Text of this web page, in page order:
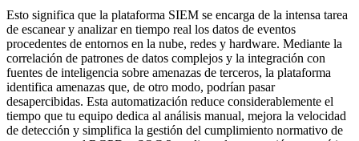
Esto significa que la plataforma SIEM se encarga de la intensa tarea
de escanear y analizar en tiempo real los datos de eventos
procedentes de entornos en la nube, redes y hardware. Mediante la
correlación de patrones de datos complejos y la integración con
fuentes de inteligencia sobre amenazas de terceros, la plataforma
identifica amenazas que, de otro modo, podrían pasar
desapercibidas. Esta automatización reduce considerablemente el
tiempo que tu equipo dedica al análisis manual, mejora la velocidad
de detección y simplifica la gestión del cumplimiento normativo de